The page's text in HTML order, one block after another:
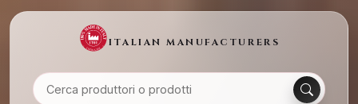
ITALIAN MANUFACTURERS